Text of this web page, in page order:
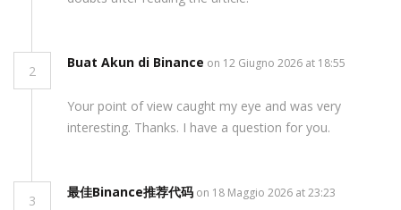
2
Buat Akun di Binance on 12 Giugno 2026 at 18:55
Your point of view caught my eye and was very
interesting. Thanks. I have a question for you.
3
最佳Binance推荐代码 on 18 Maggio 2026 at 23:23